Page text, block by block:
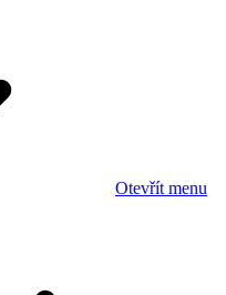
Otevřít menu